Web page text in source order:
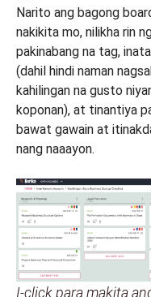
Narito ang bagong
nakikita mo, nilikha rin
pakinabang na tag,
(dahil hindi naman
kahilingan na gusto
koponan), at tinantiya
bawat gawain at
nang naaayon.
I-click para makita